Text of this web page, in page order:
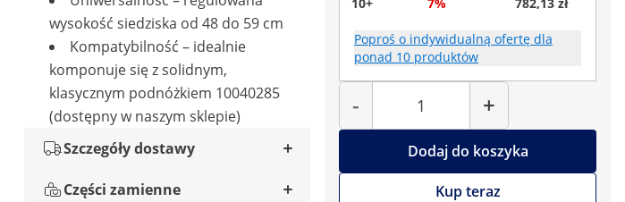
Poproś o indywidualną ofertę dla
ponad 10 produktów
-
Liczba
+
Dodaj do koszyka
Kup teraz
wysokość siedziska od 48 do 59 cm
Kompatybilność – idealnie
komponuje się z solidnym,
klasycznym podnóżkiem 10040285
(dostępny w naszym sklepie)
Szczegóły dostawy
Części zamienne